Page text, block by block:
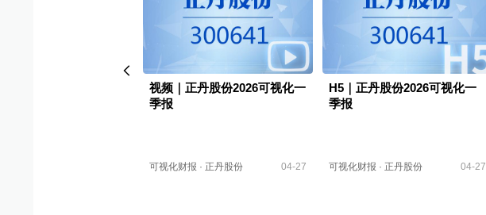
视频｜正丹股份2026可视化一
季报
可视化财报 · 正丹股份 04-27
H5｜正丹股份2026可视化一
季报
可视化财报 · 正丹股份 04-27